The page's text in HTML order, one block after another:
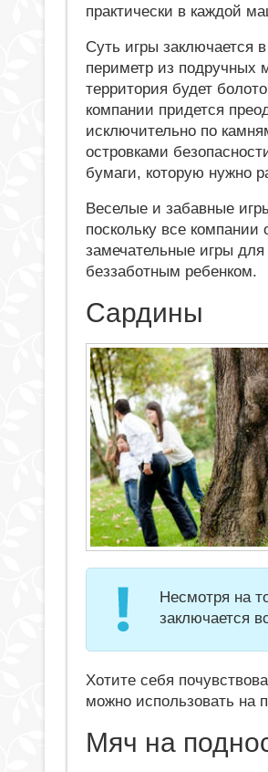
практически в каждой
Суть игры заключается
периметр из подручных
территория будет
компании придется
исключительно по
островками
бумаги, которую нужно
Веселые и забавные
поскольку все
замечательные игры
беззаботным ребенком.
Сардины
Несмотря на
заключается
Хотите себя
можно использовать на
Мяч на